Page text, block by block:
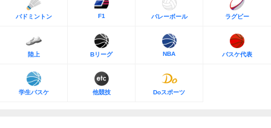
バドミントン F1 バレーボール ラグビー
陸上 Bリーグ NBA バスケ代表
学生バスケ 他競技 Doスポーツ